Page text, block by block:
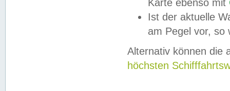
Karte ebenso mit
Ist der aktuelle
am Pegel vor,
Alternativ können die
höchsten